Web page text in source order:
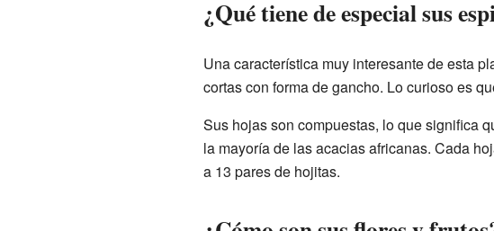
¿Qué tiene de especial sus
Una característica muy interesante de esta
cortas con forma de gancho. Lo curioso es
Sus hojas son compuestas, lo que significa
la mayoría de las acacias africanas. Cada
a 13 pares de hojitas.